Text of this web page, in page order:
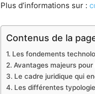
Plus d’informations sur :
Contenus de la
Les fondements
Avantages majeurs
Le cadre juridique qui
Les différentes